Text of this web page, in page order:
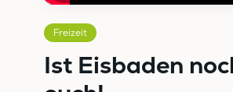
Freizeit
Ist Eisbaden